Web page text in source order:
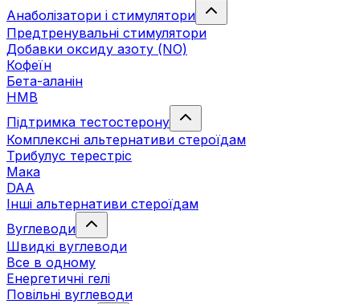
Анаболізатори і стимулятори
Предтренувальні стимулятори
Добавки оксиду азоту (NO)
Кофеїн
Бета-аланін
HMB
Підтримка тестостерону
Комплексні альтернативи стероїдам
Трибулус терестріс
Мака
DAA
Інші альтернативи стероїдам
Вуглеводи
Швидкі вуглеводи
Все в одному
Енергетичні гелі
Повільні вуглеводи